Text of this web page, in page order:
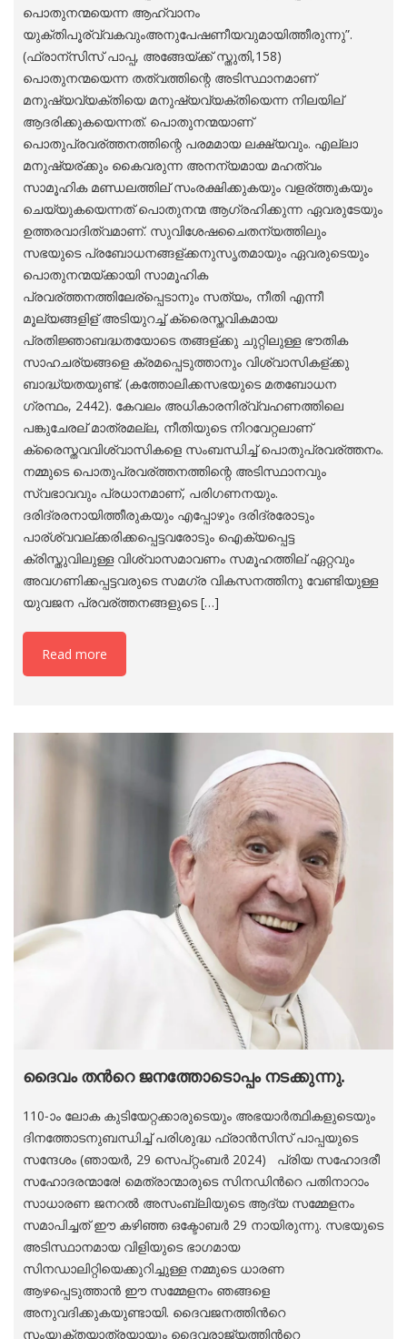
പൊതുനന്മയെന്ന ആഹ്വാനം
യുക്തിപൂര്വ്വകവുംഅനുപേഷണീയവുമായിത്തീരുന്നു”.
(ഫ്രാന്സിസ് പാപ്പ, അങ്ങേയ്ക്ക് സ്തുതി,158)
പൊതുനന്മയെന്ന തത്വത്തിന്റെ അടിസ്ഥാനമാണ്
മനുഷ്യവ്യക്തിയെ മനുഷ്യവ്യക്തിയെന്ന നിലയില്
ആദരിക്കുകയെന്നത്. പൊതുനന്മയാണ്
പൊതുപ്രവര്ത്തനത്തിന്റെ പരമമായ ലക്ഷ്യവും. എല്ലാ
മനുഷ്യര്ക്കും കൈവരുന്ന അനന്യമായ മഹത്വം
സാമൂഹിക മണ്ഡലത്തില് സംരക്ഷിക്കുകയും വളര്ത്തുകയും
ചെയ്യുകയെന്നത് പൊതുനന്മ ആഗ്രഹിക്കുന്ന ഏവരുടേയും
ഉത്തരവാദിത്വമാണ്. സുവിശേഷചൈതന്യത്തിലും
സഭയുടെ പ്രബോധനങ്ങള്ക്കനുസൃതമായും ഏവരുടെയും
പൊതുനന്മയ്ക്കായി സാമൂഹിക
പ്രവര്ത്തനത്തിലേര്പ്പെടാനും സത്യം, നീതി എന്നീ
മൂല്യങ്ങളിള് അടിയുറച്ച് ക്രൈസ്തവികമായ
പ്രതിജ്ഞാബദ്ധതയോടെ തങ്ങള്ക്കു ചുറ്റിലുള്ള ഭൗതിക
സാഹചര്യങ്ങളെ ക്രമപ്പെടുത്താനും വിശ്വാസികള്ക്കു
ബാദ്ധ്യതയുണ്ട്. (കത്തോലിക്കസഭയുടെ മതബോധന
ഗ്രന്ഥം, 2442). കേവലം അധികാരനിര്വ്വഹണത്തിലെ
പങ്കുചേരല് മാത്രമല്ല, നീതിയുടെ നിറവേറ്റലാണ്
ക്രൈസ്തവവിശ്വാസികളെ സംബന്ധിച്ച് പൊതുപ്രവര്ത്തനം.
നമ്മുടെ പൊതുപ്രവര്ത്തനത്തിന്റെ അടിസ്ഥാനവും
സ്വഭാവവും പ്രധാനമാണ്, പരിഗണനയും.
ദരിദ്രരനായിത്തീരുകയും എപ്പോഴും ദരിദ്രരോടും
പാര്ശ്വവല്ക്കരിക്കപ്പെട്ടവരോടും ഐക്യപ്പെട്ട
ക്രിസ്തുവിലുള്ള വിശ്വാസമാവണം സമൂഹത്തില് ഏറ്റവും
അവഗണിക്കപ്പട്ടവരുടെ സമഗ്ര വികസനത്തിനു വേണ്ടിയുള്ള
യുവജന പ്രവര്ത്തനങ്ങളുടെ […]
Read more
ദൈവം തന്‍റെ ജനത്തോടൊപ്പം നടക്കുന്നു.
110-ാം ലോക കുടിയേറ്റക്കാരുടെയും അഭയാര്‍ത്ഥികളുടെയും
ദിനത്തോടനുബന്ധിച്ച് പരിശുദ്ധ ഫ്രാന്‍സിസ് പാപ്പയുടെ
സന്ദേശം (ഞായര്‍, 29 സെപ്റ്റംബര്‍ 2024) പ്രിയ സഹോദരീ
സഹോദരന്മാരേ! മെത്രാന്മാരുടെ സിനഡിന്‍റെ പതിനാറാം
സാധാരണ ജനറല്‍ അസംബ്ലിയുടെ ആദ്യ സമ്മേളനം
സമാപിച്ചത് ഈ കഴിഞ്ഞ ഒക്ടോബര്‍ 29 നായിരുന്നു. സഭയുടെ
അടിസ്ഥാനമായ വിളിയുടെ ഭാഗമായ
സിനഡാലിറ്റിയെക്കുറിച്ചുള്ള നമ്മുടെ ധാരണ
ആഴപ്പെടുത്താന്‍ ഈ സമ്മേളനം ഞങ്ങളെ
അനുവദിക്കുകയുണ്ടായി. ദൈവജനത്തിന്‍റെ
സംയുക്തയാത്രയായും ദൈവരാജ്യത്തിന്‍റെ